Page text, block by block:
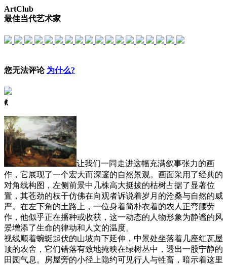
ArtClub
最佳当代艺术家
您无法评论 为什么?
ꈅ
让我们一同走进这幅充满叙事张力的画
作，它展现了一个宏大而深邃的自然景观。画面采用了经典的
对角线构图，左侧前景中几株高大挺拔的枯树占据了显著位
置，其苍劲的枝干仿佛在向观者诉说着岁月的沧桑与自然的威
严。在左下角的土路上，一位身着简朴衣着的农人正弯腰劳
作，他似乎正在播种或收获，这一动态的人物形象为静谧的风
景增添了生命的律动和人文的温度。
视线顺着蜿蜒起伏的山坡向下延伸，中景处坐落着几座红瓦屋
顶的农舍，它们错落有致地掩映在绿树丛中，透出一股宁静的
田园气息。房屋旁的小径上隐约可见行人与牲畜，暗示着这里